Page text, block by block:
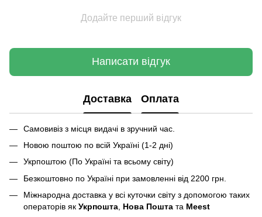
Додайте перший відгук
Написати відгук
Доставка Оплата
Самовивіз з місця видачі в зручний час.
Новою поштою по всій Україні (1-2 дні)
Укрпоштою (По Україні та всьому світу)
Безкоштовно по Україні при замовленні від 2200 грн.
Міжнародна доставка у всі куточки світу з допомогою таких
операторів як Укрпошта Нова Пошта та Meest